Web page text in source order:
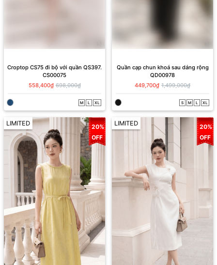
Croptop CS75 đi bộ với quần QS397.
CS00075
558,400₫ 698,000₫
M L XL
Quần cạp chun khoá sau dáng rộng
QD00978
449,700₫ 1,499,000₫
S M L XL
LIMITED
20%
OFF
LIMITED
20%
OFF